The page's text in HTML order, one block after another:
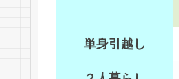
単身引越し